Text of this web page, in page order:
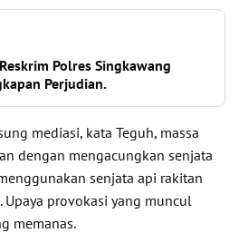
Polres Singkawang
Perjudian.
mediasi, kata Teguh, massa
dengan mengacungkan senjata
senjata api rakitan
provokasi yang muncul
memanas.